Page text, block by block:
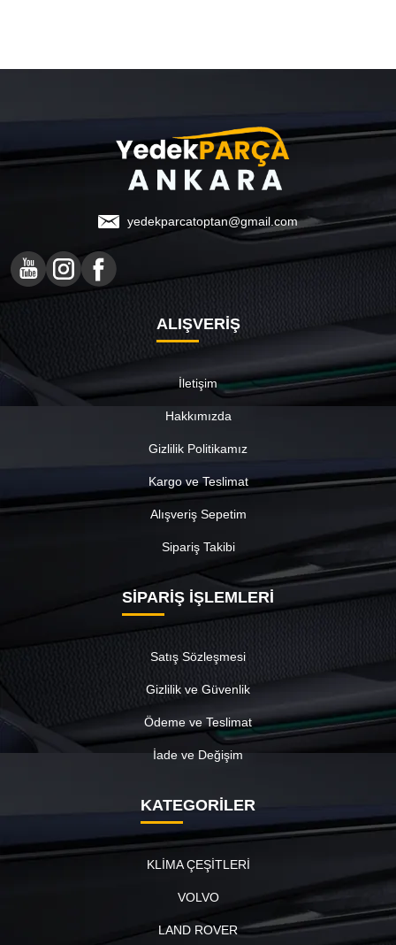
yedekparcatoptan@gmail.com
ALIŞVERİŞ
İletişim
Hakkımızda
Gizlilik Politikamız
Kargo ve Teslimat
Alışveriş Sepetim
Sipariş Takibi
SİPARİŞ İŞLEMLERİ
Satış Sözleşmesi
Gizlilik ve Güvenlik
Ödeme ve Teslimat
İade ve Değişim
KATEGORİLER
KLİMA ÇEŞİTLERİ
VOLVO
LAND ROVER